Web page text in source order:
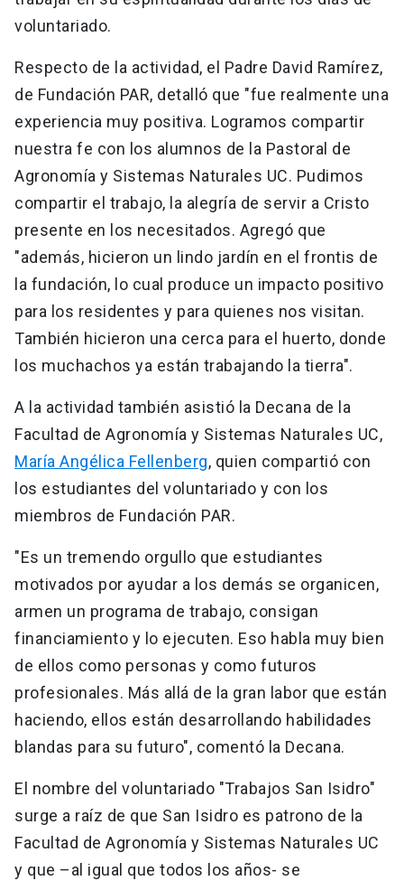
voluntariado.
Respecto de la actividad, el Padre David Ramírez,
de Fundación PAR, detalló que "fue realmente una
experiencia muy positiva. Logramos compartir
nuestra fe con los alumnos de la Pastoral de
Agronomía y Sistemas Naturales UC. Pudimos
compartir el trabajo, la alegría de servir a Cristo
presente en los necesitados. Agregó que
"además, hicieron un lindo jardín en el frontis de
la fundación, lo cual produce un impacto positivo
para los residentes y para quienes nos visitan.
También hicieron una cerca para el huerto, donde
los muchachos ya están trabajando la tierra".
A la actividad también asistió la Decana de la
Facultad de Agronomía y Sistemas Naturales UC,
María Angélica Fellenberg, quien compartió con
los estudiantes del voluntariado y con los
miembros de Fundación PAR.
"Es un tremendo orgullo que estudiantes
motivados por ayudar a los demás se organicen,
armen un programa de trabajo, consigan
financiamiento y lo ejecuten. Eso habla muy bien
de ellos como personas y como futuros
profesionales. Más allá de la gran labor que están
haciendo, ellos están desarrollando habilidades
blandas para su futuro", comentó la Decana.
El nombre del voluntariado "Trabajos San Isidro"
surge a raíz de que San Isidro es patrono de la
Facultad de Agronomía y Sistemas Naturales UC
y que –al igual que todos los años- se